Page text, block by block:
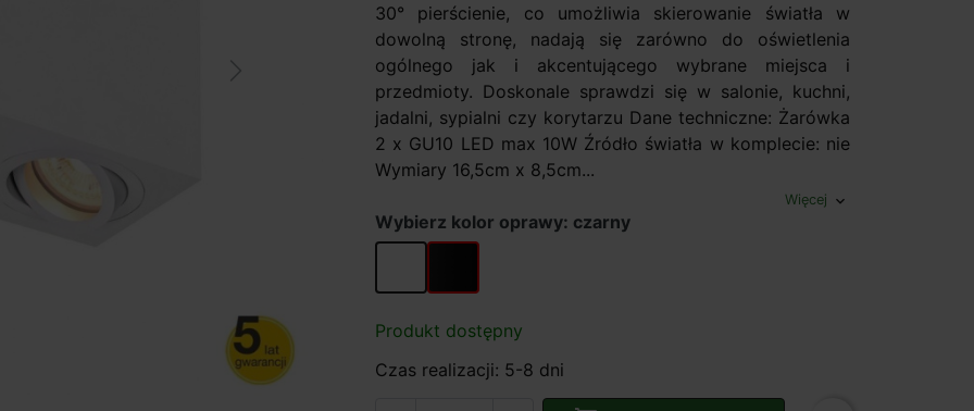
30° pierścienie, co umożliwia skierowanie światła w
dowolną stronę, nadają się zarówno do oświetlenia
ogólnego jak i akcentującego wybrane miejsca i
przedmioty. Doskonale sprawdzi się w salonie, kuchni,
jadalni, sypialni czy korytarzu Dane techniczne: Żarówka
2 x GU10 LED max 10W Źródło światła w komplecie: nie
Wymiary 16,5cm x 8,5cm...
Więcej expand_more
Wybierz kolor oprawy: czarny
biały czarny
Produkt dostępny
Czas realizacji: 5-8 dni